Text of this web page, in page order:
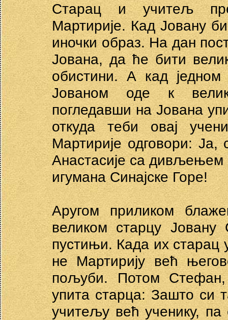
Старац и учитељ
Мартирије. Кад Јовану
иночки образ. На дан
Јована, да ће бити
обистини. А кад
Јованом оде к
погледавши на Јована
откуда теби овај
Мартирије одговори: Ја,
Анастасије са дивљењем
игумана Синајске Горе!
Аругом приликом
великом старцу Јовану
пустињи. Када их старац
не Мартирију већ
пољуби. Потом Стефан,
упита старца: Зашто си
учитељу већ ученику,